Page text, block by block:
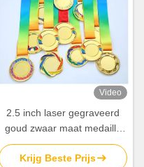
Video
2.5 inch laser gegraveerd
goud zwaar maat medaille
voor gewichtheffen sport
Award Championship
Krijg Beste Prijs